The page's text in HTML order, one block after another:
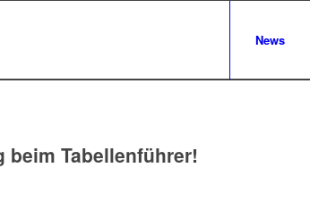
News
beim Tabellenführer!